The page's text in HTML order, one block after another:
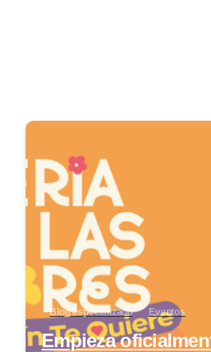
Blog especializado Eventos
Empieza